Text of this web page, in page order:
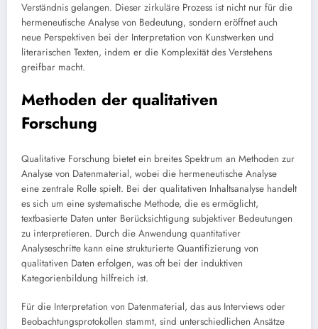
Verständnis gelangen. Dieser zirkuläre Prozess ist nicht nur für die
hermeneutische Analyse von Bedeutung, sondern eröffnet auch
neue Perspektiven bei der Interpretation von Kunstwerken und
literarischen Texten, indem er die Komplexität des Verstehens
greifbar macht.
Methoden der qualitativen
Forschung
Qualitative Forschung bietet ein breites Spektrum an Methoden zur
Analyse von Datenmaterial, wobei die hermeneutische Analyse
eine zentrale Rolle spielt. Bei der qualitativen Inhaltsanalyse handelt
es sich um eine systematische Methode, die es ermöglicht,
textbasierte Daten unter Berücksichtigung subjektiver Bedeutungen
zu interpretieren. Durch die Anwendung quantitativer
Analyseschritte kann eine strukturierte Quantifizierung von
qualitativen Daten erfolgen, was oft bei der induktiven
Kategorienbildung hilfreich ist.
Für die Interpretation von Datenmaterial, das aus Interviews oder
Beobachtungsprotokollen stammt, sind unterschiedlichen Ansätze